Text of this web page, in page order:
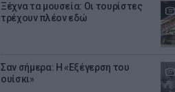
Ξέχνα τα μουσεία: Οι τουρίστες
τρέχουν πλέον εδώ
Σαν σήμερα: Η «Εξέγερση του
ουίσκι»